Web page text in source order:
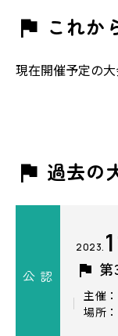
これか
現在開催予定の大
過去の
公 認
2023.
第
主催
場所